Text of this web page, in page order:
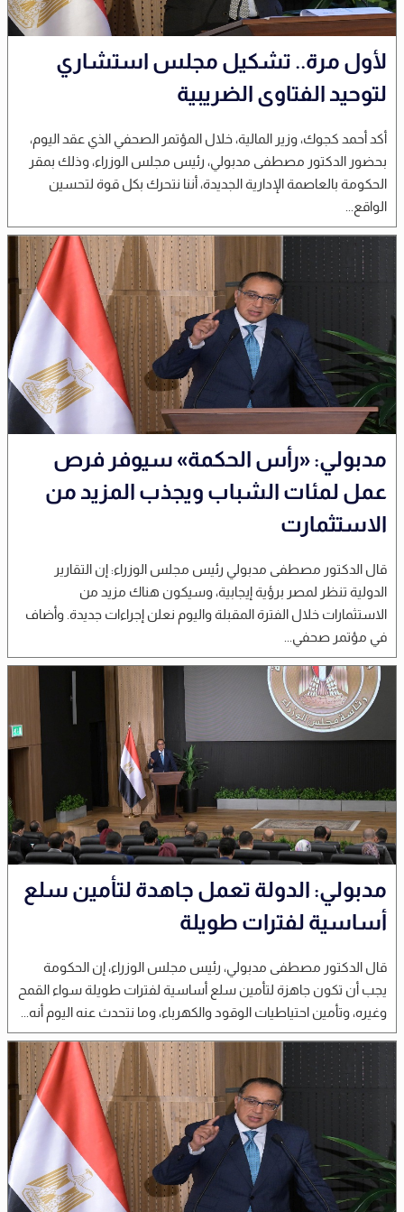
لأول مرة.. تشكيل مجلس استشاري
لتوحيد الفتاوى الضريبية
أكد أحمد كجوك، وزير المالية، خلال المؤتمر الصحفي الذي عقد اليوم،
بحضور الدكتور مصطفى مدبولي، رئيس مجلس الوزراء، وذلك بمقر
الحكومة بالعاصمة الإدارية الجديدة، أننا نتحرك بكل قوة لتحسين
الواقع...
مدبولي: «رأس الحكمة» سيوفر فرص
عمل لمئات الشباب ويجذب المزيد من
الاستثمارت
قال الدكتور مصطفى مدبولي رئيس مجلس الوزراء: إن التقارير
الدولية تنظر لمصر برؤية إيجابية، وسيكون هناك مزيد من
الاستثمارات خلال الفترة المقبلة واليوم نعلن إجراءات جديدة. وأضاف
في مؤتمر صحفي...
مدبولي: الدولة تعمل جاهدة لتأمين سلع
أساسية لفترات طويلة
قال الدكتور مصطفى مدبولي، رئيس مجلس الوزراء، إن الحكومة
يجب أن تكون جاهزة لتأمين سلع أساسية لفترات طويلة سواء القمح
وغيره، وتأمين احتياطيات الوقود والكهرباء، وما نتحدث عنه اليوم أنه...